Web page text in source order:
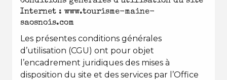
Internet : www.tourisme-maine-
saosnois.com
Les présentes conditions générales
d’utilisation (CGU) ont pour objet
l’encadrement juridiques des mises à
disposition du site et des services par l’Office